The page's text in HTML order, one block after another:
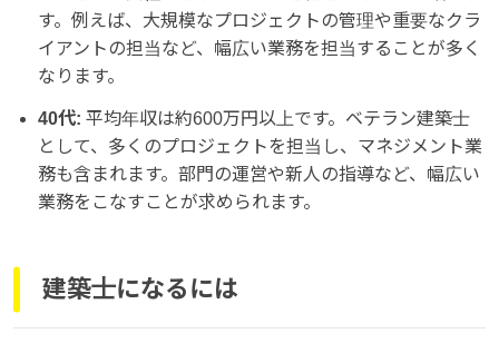
す。例えば、大規模なプロジェクトの管理や重要なクラ
イアントの担当など、幅広い業務を担当することが多く
なります。
40代: 平均年収は約600万円以上です。ベテラン建築士
として、多くのプロジェクトを担当し、マネジメント業
務も含まれます。部門の運営や新人の指導など、幅広い
業務をこなすことが求められます。
建築士になるには